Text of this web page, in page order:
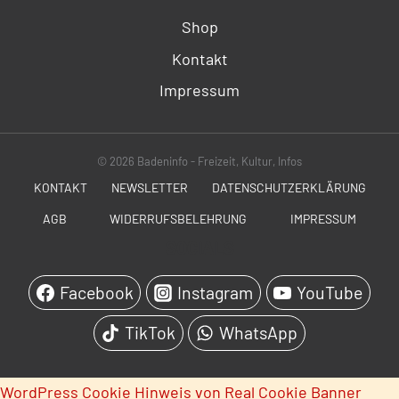
Shop
Kontakt
Impressum
© 2026 Badeninfo - Freizeit, Kultur, Infos
KONTAKT NEWSLETTER DATENSCHUTZERKLÄRUNG
AGB WIDERRUFSBELEHRUNG IMPRESSUM
Facebook Instagram
YouTube
TikTok
WhatsApp
WordPress Cookie Hinweis von Real Cookie Banner